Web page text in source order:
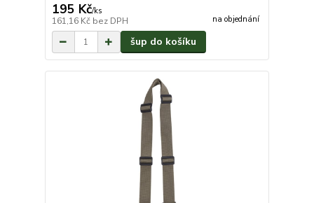
195 Kč/ks
161,16 Kč bez DPH na objednání
šup do košíku